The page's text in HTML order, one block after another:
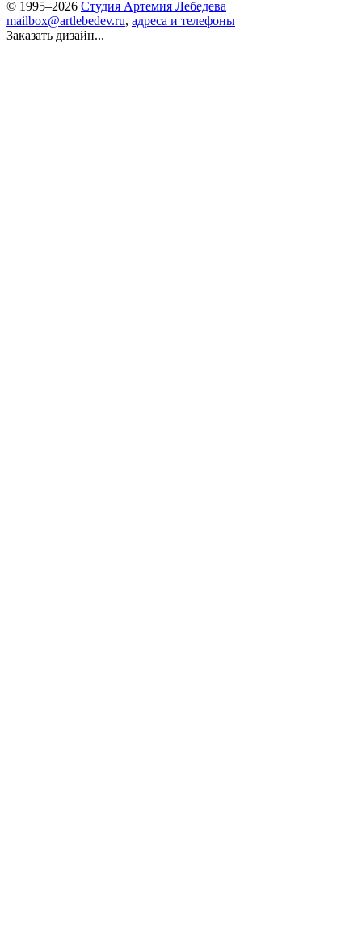
© 1995–2026 Студия Артемия Лебедева
mailbox@artlebedev.ru, адреса и телефоны
Заказать дизайн...